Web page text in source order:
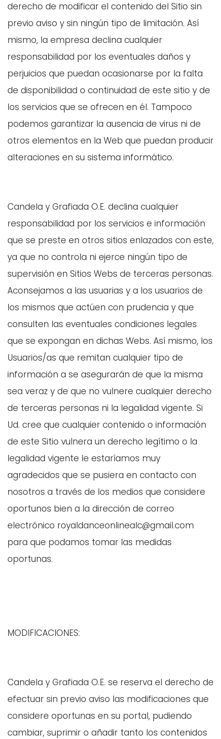
derecho de modificar el contenido del Sitio sin
previo aviso y sin ningún tipo de limitación. Así
mismo, la empresa declina cualquier
responsabilidad por los eventuales daños y
perjuicios que puedan ocasionarse por la falta
de disponibilidad o continuidad de este sitio y de
los servicios que se ofrecen en él. Tampoco
podemos garantizar la ausencia de virus ni de
otros elementos en la Web que puedan producir
alteraciones en su sistema informático.
Candela y Grafiada O.E. declina cualquier
responsabilidad por los servicios e información
que se preste en otros sitios enlazados con este,
ya que no controla ni ejerce ningún tipo de
supervisión en Sitios Webs de terceras personas.
Aconsejamos a las usuarias y a los usuarios de
los mismos que actúen con prudencia y que
consulten las eventuales condiciones legales
que se expongan en dichas Webs. Así mismo, los
Usuarios/as que remitan cualquier tipo de
información a se asegurarán de que la misma
sea veraz y de que no vulnere cualquier derecho
de terceras personas ni la legalidad vigente. Si
Ud. cree que cualquier contenido o información
de este Sitio vulnera un derecho legítimo o la
legalidad vigente le estaríamos muy
agradecidos que se pusiera en contacto con
nosotros a través de los medios que considere
oportunos bien a la dirección de correo
electrónico royaldanceonlinealc@gmail.com
para que podamos tomar las medidas
oportunas.
MODIFICACIONES:
Candela y Grafiada O.E. se reserva el derecho de
efectuar sin previo aviso las modificaciones que
considere oportunas en su portal, pudiendo
cambiar, suprimir o añadir tanto los contenidos